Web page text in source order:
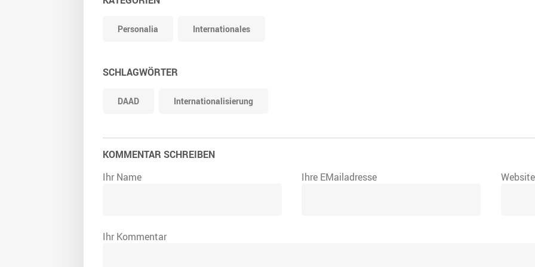
Personalia Internationales
SCHLAGWÖRTER
DAAD Internationalisierung
KOMMENTAR SCHREIBEN
Ihr Name
Ihre EMailadresse
Ihr Kommentar